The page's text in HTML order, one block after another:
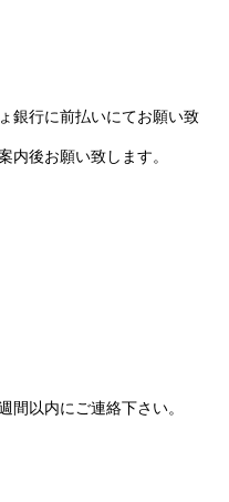
銀行に前払いにてお願い致
内後お願い致します。
間以内にご連絡下さい。